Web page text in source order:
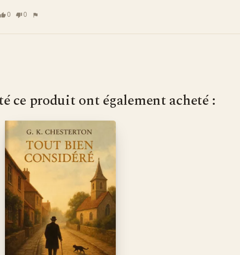
0 0
ce produit ont également acheté :